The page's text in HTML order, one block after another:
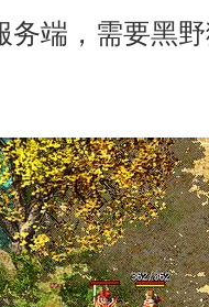
务端，需要黑